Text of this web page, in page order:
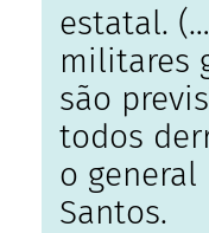
estatal.
militares
são
todos
o general
Santos.